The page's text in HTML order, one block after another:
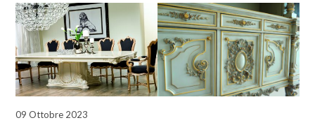
09 Ottobre 2023